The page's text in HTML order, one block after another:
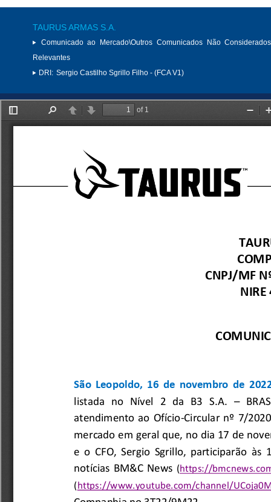
TAURUS ARMAS S.A.
Comunicado ao Mercado\Outros Comunicados Não
Relevantes
DRI: Sergio Castilho Sgrillo Filho - (FCA V1)